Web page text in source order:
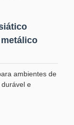
ambientes de
e